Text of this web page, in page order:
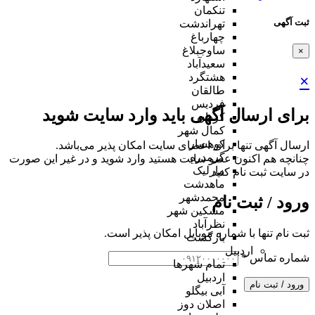
ثبت آگهی
×
×
برای ارسال آگهی باید وارد سایت شوید
ارسال آگهی تنها برای اعضای سایت امکان پذیر می‌باشد.
چنانچه هم‌ اکنون عضو سایت هستید وارد شوید و در غیر این صورت
در سایت ثبت نام کنید
ورود / ثبت نام
ثبت نام تنها با شماره موبایل امکان پذیر است.
شماره تماس*
ورود / ثبت نام
تنکمان
تهراندشت
چهارباغ
ساوجبلاغ
سعیدآباد
هشتگرد
طالقان
فردیس
کردان
کمال شهر
کوهسار
گرمدره
مارلیک
ماهدشت
محمدشهر
مشکین شهر
نظرآباد
بازگشت
اردبیل
تمام شهر‌ها
اردبیل
آبی بیگلو
اصلان دوز